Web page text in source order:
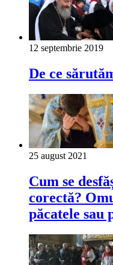
12 septembrie 2019
De ce
25 august 2021
Cum se
corectă?
păcatele sau